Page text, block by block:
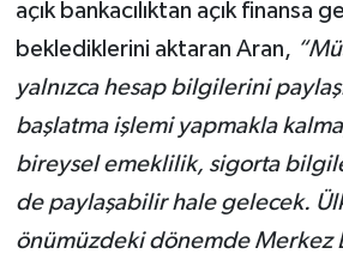
açık bankacılıktan açık finansa
beklediklerini aktaran Aran,
yalnızca hesap bilgilerini
başlatma işlemi yapmakla
bireysel emeklilik, sigorta
de paylaşabilir hale gelecek.
önümüzdeki dönemde Merkez